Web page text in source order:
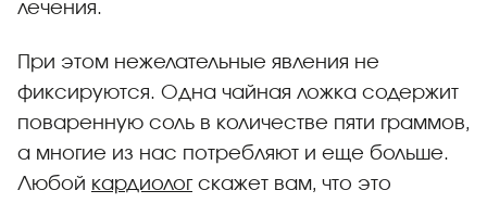
лечения.
При этом нежелательные явления не
фиксируются. Одна чайная ложка содержит
поваренную соль в количестве пяти граммов,
а многие из нас потребляют и еще больше.
Любой кардиологскажет вам, что это